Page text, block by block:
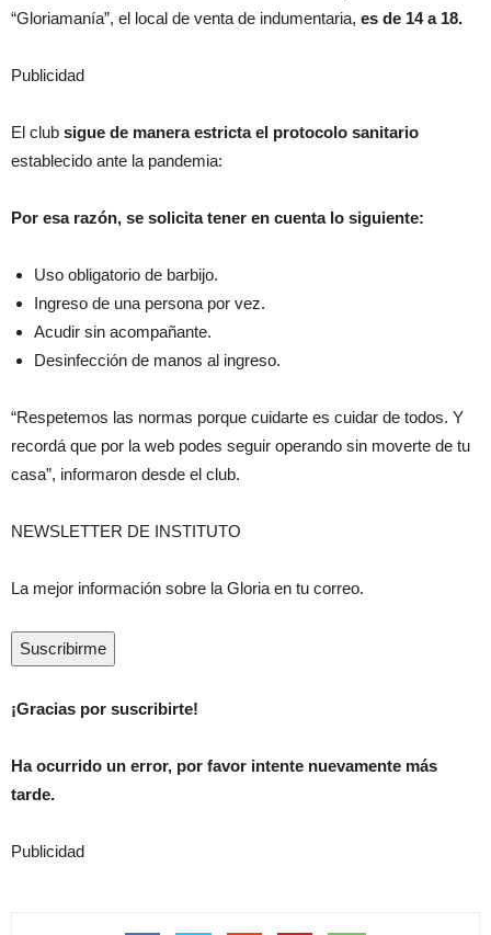
“Gloriamanía”, el local de venta de indumentaria, es de 14 a 18.
Publicidad
El club sigue de manera estricta el protocolo sanitario
establecido ante la pandemia:
Por esa razón, se solicita tener en cuenta lo siguiente:
Uso obligatorio de barbijo.
Ingreso de una persona por vez.
Acudir sin acompañante.
Desinfección de manos al ingreso.
“Respetemos las normas porque cuidarte es cuidar de todos. Y
recordá que por la web podes seguir operando sin moverte de tu
casa”, informaron desde el club.
NEWSLETTER DE INSTITUTO
La mejor información sobre la Gloria en tu correo.
Suscribirme
¡Gracias por suscribirte!
Ha ocurrido un error, por favor intente nuevamente más
tarde.
Publicidad